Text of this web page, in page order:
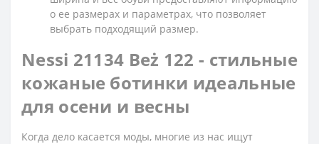
о ее размерах и параметрах, что позволяет
выбрать подходящий размер.
Nessi 21134 Beż 122 - стильные
кожаные ботинки идеальные
для осени и весны
Когда дело касается моды, многие из нас ищут